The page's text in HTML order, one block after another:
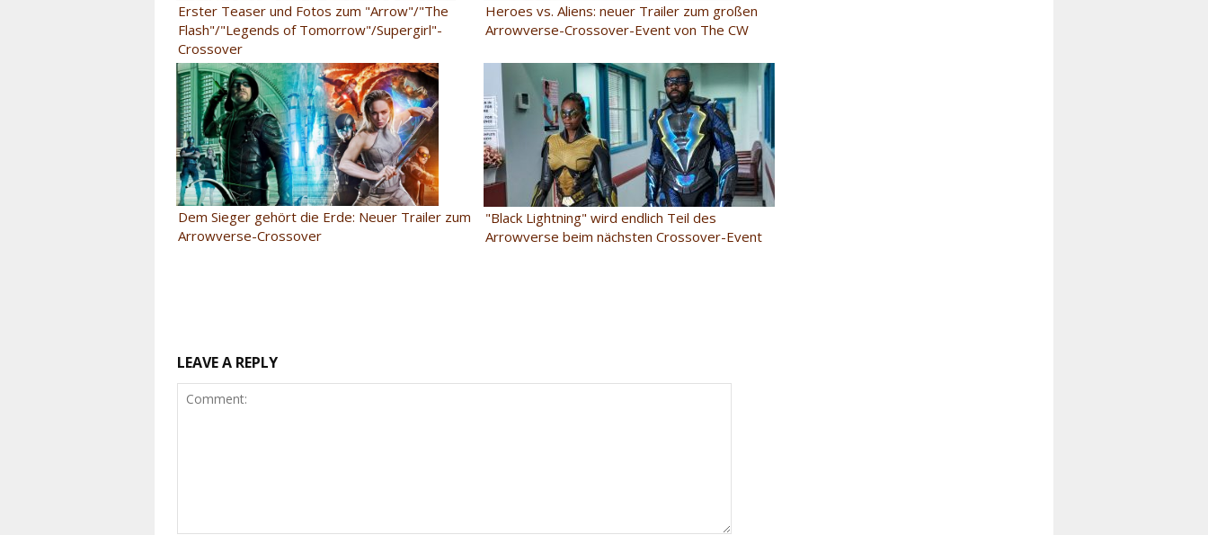
Erster Teaser und Fotos zum "Arrow"/"The
Flash"/"Legends of Tomorrow"/Supergirl"-
Crossover
Heroes vs. Aliens: neuer Trailer zum großen
Arrowverse-Crossover-Event von The CW
Dem Sieger gehört die Erde: Neuer Trailer zum
Arrowverse-Crossover
"Black Lightning" wird endlich Teil des
Arrowverse beim nächsten Crossover-Event
LEAVE A REPLY